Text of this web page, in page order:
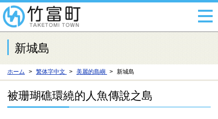
新城島
ホーム 繁体字中文 美麗的島嶼 新城島
被珊瑚礁環繞的人魚傳說之島